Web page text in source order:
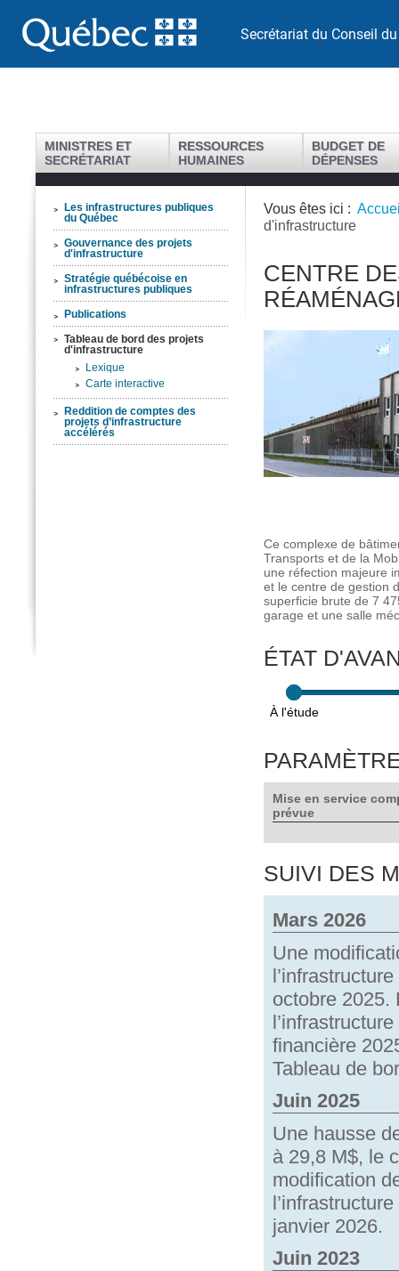
Secrétariat du Conseil
MINISTRES ET
SECRÉTARIAT
RESSOURCES
HUMAINES
BUDGET DE
DÉPENSES
Les infrastructures publiques
du Québec
Gouvernance des projets
d'infrastructure
Stratégie québécoise en
infrastructures publiques
Publications
Tableau de bord des projets
d'infrastructure
Lexique
Carte interactive
Reddition de comptes des
projets d’infrastructure
accélérés
Vous êtes ici :
d'infrastructure
CENTRE
Ce complexe de
Transports et de la
une réfection majeure
et le centre de gestion
superficie brute de 7
garage et une salle
ÉTAT
Mise en service
prévue
SUIVI DES
Mars 2026
Une
octobre 2025.
financière
Tableau de
Juin 2025
Une hausse
à 29,8 M$, le
modification
janvier 2026.
Juin 2023